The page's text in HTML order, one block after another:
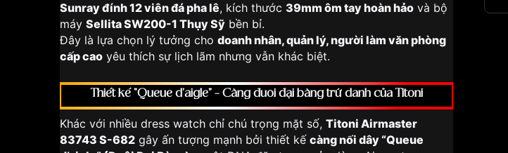
Sunray đính 12 viên đá pha lê, kích thước 39mm ôm tay hoàn hảo và bộ
máy Sellita SW200-1 Thụy Sỹ bền bỉ.
Đây là lựa chọn lý tưởng cho doanh nhân, quản lý, người làm văn phòng
cấp cao yêu thích sự lịch lãm nhưng vẫn khác biệt.
Thiết kế “Queue d’aigle” – Càng đuôi đại bàng trứ danh của Titoni
Khác với nhiều dress watch chỉ chú trọng mặt số, Titoni Airmaster
83743 S-682 gây ấn tượng mạnh bởi thiết kế càng nối dây “Queue